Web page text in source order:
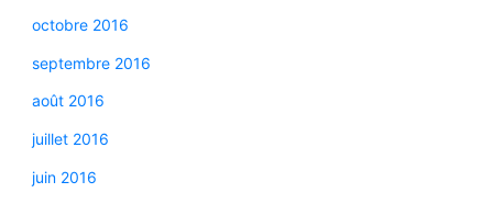
octobre 2016
septembre 2016
août 2016
juillet 2016
juin 2016